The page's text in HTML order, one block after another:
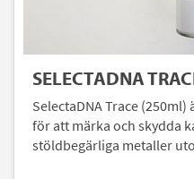
SELECTADNA
SelectaDNA Trace
för att märka och skydda
stöldbegärliga metaller